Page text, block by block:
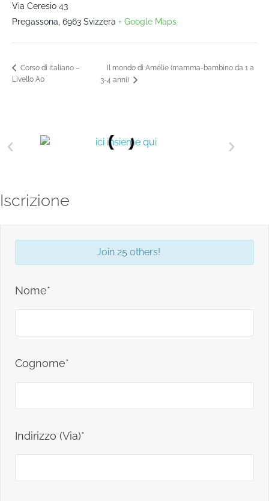
Via Ceresio 43
Pregassona 6963 Svizzera + Google Maps
Corso di italiano –
Livello A0
Il mondo di Amélie (mamma-bambino da 1 a
3-4 anni)
Iscrizione
Join 25 others!
Nome*
Cognome*
Indirizzo (Via)*